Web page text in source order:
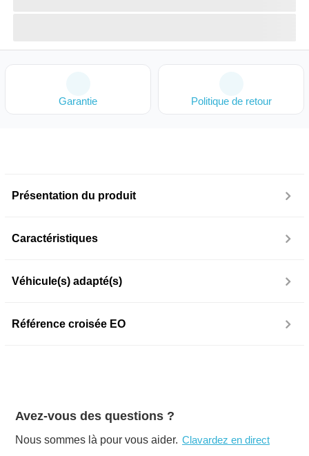
Garantie Politique de retour
Présentation du produit
Caractéristiques
Véhicule(s) adapté(s)
Référence croisée EO
Avez-vous des questions ?
Nous sommes là pour vous aider. Clavardez en direct